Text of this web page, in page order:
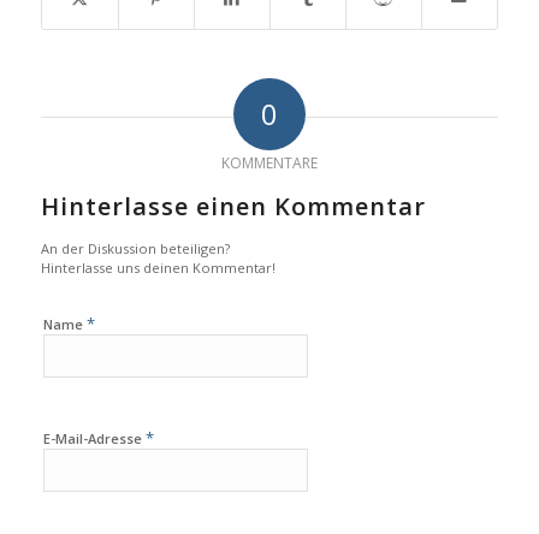
0
KOMMENTARE
Hinterlasse einen Kommentar
An der Diskussion beteiligen?
Hinterlasse uns deinen Kommentar!
Name *
E-Mail-Adresse *